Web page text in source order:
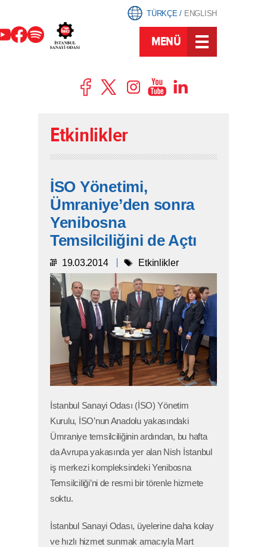
TÜRKÇE/ ENGLISH
MENÜ
Etkinlikler
İSO Yönetimi,
Ümraniye’den sonra
Yenibosna
Temsilciliğini de Açtı
19.03.2014 Etkinlikler
İstanbul Sanayi Odası (İSO) Yönetim
Kurulu, İSO’nun Anadolu yakasındaki
Ümraniye temsilciliğinin ardından, bu hafta
da Avrupa yakasında yer alan Nish İstanbul
iş merkezi kompleksindeki Yenibosna
Temsilciliği’ni de resmi bir törenle hizmete
soktu.
İstanbul Sanayi Odası, üyelerine daha kolay
ve hızlı hizmet sunmak amacıyla Mart